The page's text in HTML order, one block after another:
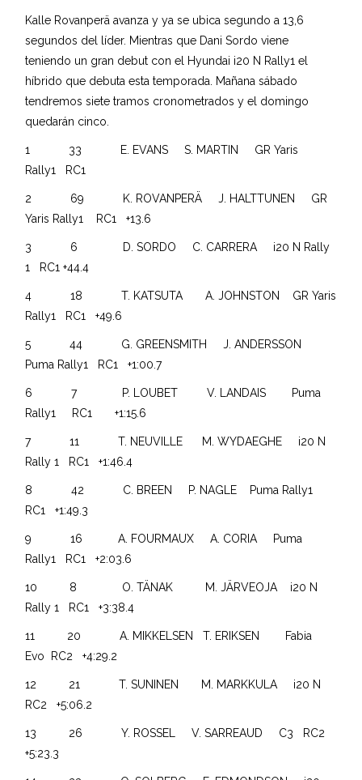
Kalle Rovanperä avanza y ya se ubica segundo a 13,6
segundos del líder. Mientras que Dani Sordo viene
teniendo un gran debut con el Hyundai i20 N Rally1 el
híbrido que debuta esta temporada. Mañana sábado
tendremos siete tramos cronometrados y el domingo
quedarán cinco.
1 33 E. EVANS S. MARTIN GR Yaris
Rally1 RC1
2 69 K. ROVANPERÄ J. HALTTUNEN GR
Yaris Rally1 RC1 +13.6
3 6 D. SORDO C. CARRERA i20 N Rally
1 RC1 +44.4
4 18 T. KATSUTA A. JOHNSTON GR Yaris
Rally1 RC1 +49.6
5 44 G. GREENSMITH J. ANDERSSON
Puma Rally1 RC1 +1:00.7
6 7 P. LOUBET V. LANDAIS Puma
Rally1 RC1 +1:15.6
7 11 T. NEUVILLE M. WYDAEGHE i20 N
Rally 1 RC1 +1:46.4
8 42 C. BREEN P. NAGLE Puma Rally1
RC1 +1:49.3
9 16 A. FOURMAUX A. CORIA Puma
Rally1 RC1 +2:03.6
10 8 O. TÄNAK M. JÄRVEOJA i20 N
Rally 1 RC1 +3:38.4
11 20 A. MIKKELSEN T. ERIKSEN Fabia
Evo RC2 +4:29.2
12 21 T. SUNINEN M. MARKKULA i20 N
RC2 +5:06.2
13 26 Y. ROSSEL V. SARREAUD C3 RC2
+5:23.3